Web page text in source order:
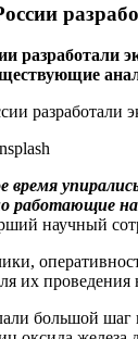
разработали
время
работающие
научный
их
большой